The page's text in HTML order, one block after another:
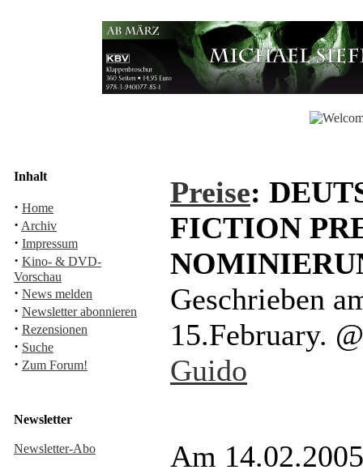
Inhalt
· Home
· Archiv
· Impressum
· Kino- & DVD-
Vorschau
· News melden
· Newsletter abonnieren
· Rezensionen
· Suche
· Zum Forum!
Newsletter
Newsletter-Abo
Preise:
FICTION
Geschrieben
15.February.
Guido
Am